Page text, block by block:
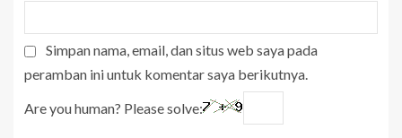
Simpan nama, email, dan situs web saya pada
peramban ini untuk komentar saya berikutnya.
Are you human? Please solve: